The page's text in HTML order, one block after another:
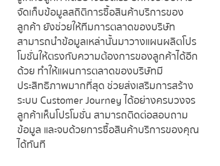
จัดเก็บข้อมูลสถิติการซื้อสินค้าบริการของ
ลูกค้า ยังช่วยให้ทีมการตลาดของบริษัท
สามารถนำข้อมูลเหล่านั้นมาวางแผนผลิตโปร
โมชั่นให้ตรงกับความต้องการของลูกค้าได้อีก
ด้วย ทำให้แผนการตลาดของบริษัทมี
ประสิทธิภาพมากที่สุด ช่วยส่งเสริมการสร้าง
ระบบ Customer Journey ได้อย่างครบวงจร
ลูกค้าเห็นโปรโมชั่น สามารถติดต่อสอบถาม
ข้อมูล และจบด้วยการซื้อสินค้าบริการของคุณ
ได้ทันที